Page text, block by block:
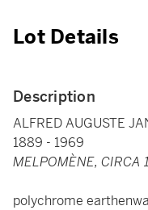
Lot Details
Description
ALFRED AUGUSTE
1889 - 1969
MELPOMÈNE, CIRCA
polychrome